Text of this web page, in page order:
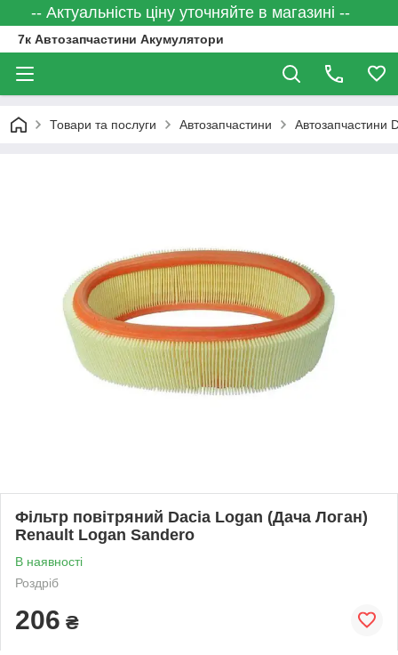
-- Актуальність ціну уточняйте в магазині --
7к Автозапчастини Акумулятори
Товари та послуги Автозапчастини Автозапчастини
Фільтр повітряний Dacia Logan (Дача Логан)
Renault Logan Sandero
В наявності
Роздріб
206 ₴